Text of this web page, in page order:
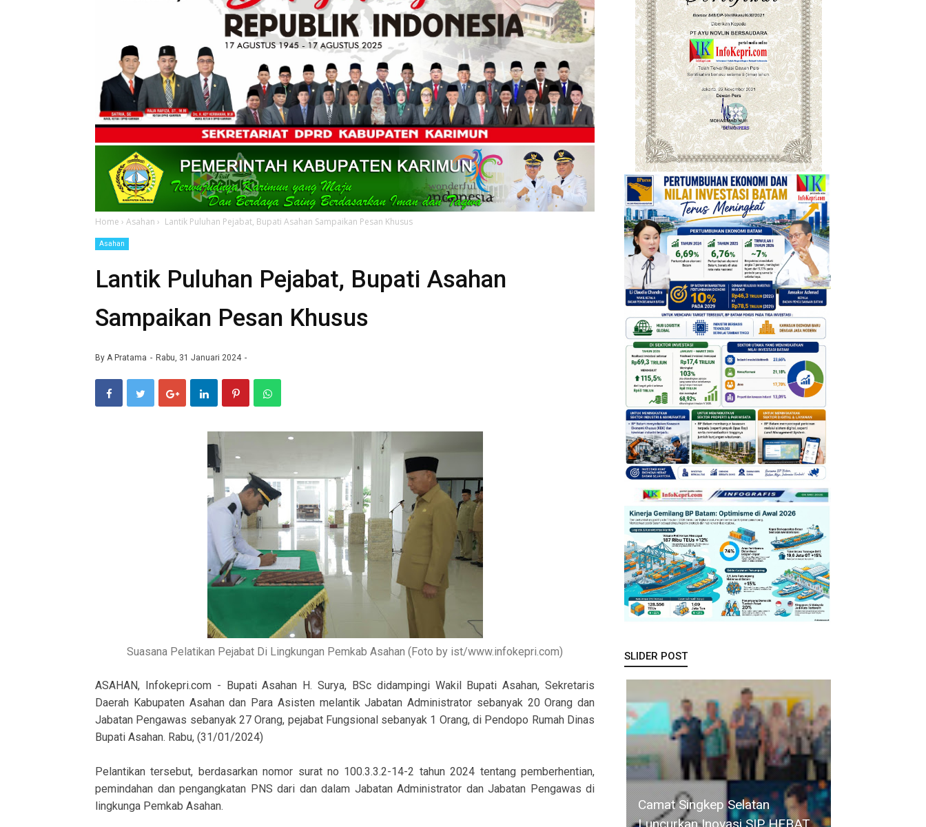
Home › Asahan › Lantik Puluhan Pejabat, Bupati Asahan Sampaikan Pesan Khusus
Asahan
Lantik Puluhan Pejabat, Bupati Asahan
Sampaikan Pesan Khusus
By A Pratama Rabu, 31 Januari 2024
Suasana Pelatikan Pejabat Di Lingkungan Pemkab Asahan (Foto by ist/www.infokepri.com)
ASAHAN, Infokepri.com - Bupati Asahan H. Surya, BSc didampingi Wakil Bupati Asahan, Sekretaris
Daerah Kabupaten Asahan dan Para Asisten melantik Jabatan Administrator sebanyak 20 Orang dan
Jabatan Pengawas sebanyak 27 Orang, pejabat Fungsional sebanyak 1 Orang, di Pendopo Rumah Dinas
Bupati Asahan. Rabu, (31/01/2024)
Pelantikan tersebut, berdasarkan nomor surat no 100.3.3.2-14-2 tahun 2024 tentang pemberhentian,
pemindahan dan pengangkatan PNS dari dan dalam Jabatan Administrator dan Jabatan Pengawas di
lingkunga Pemkab Asahan.
SLIDER POST
Gelar Operasi Cukai Selama 4
Hari, Bea Cukai Batam
Amankan 32.790 Batang
Teknisi
Perumda
Tirta Mulia
Karimun
Perbaiki
BP Batam
Perkuat
Transparansi
Layanan
Pertanahan,
Alokasi